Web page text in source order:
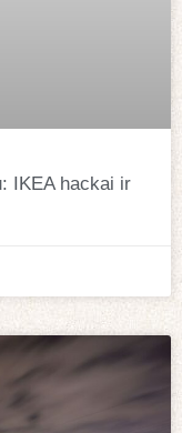
IKEA hackai ir